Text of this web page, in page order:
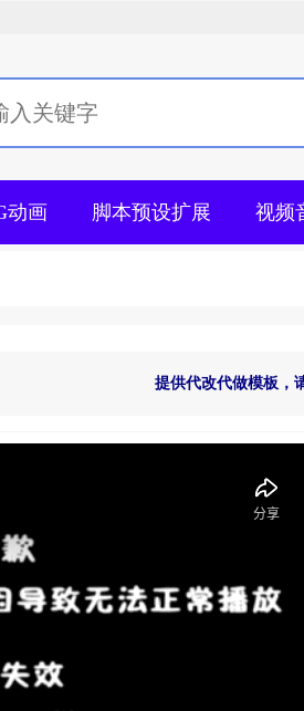
动画 脚本预设扩展 视频
提供代改代做模板，